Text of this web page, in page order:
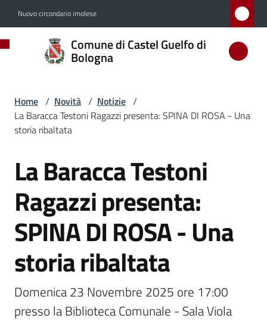
Nuovo circondario imolese
Comune di Castel Guelfo di
Bologna
Comune
di
Guelfo
di
Bologna
Amministrazione
Novità
Menu selezionato
Servizi
Vivere
Castel
Guelfo
Home / Novità / Notizie /
La Baracca Testoni Ragazzi presenta: SPINA DI ROSA - Una
storia ribaltata
Salta al contenuto
La Baracca Testoni
Ragazzi presenta:
SPINA DI ROSA - Una
storia ribaltata
Domenica 23 Novembre 2025 ore 17:00
presso la Biblioteca Comunale - Sala Viola